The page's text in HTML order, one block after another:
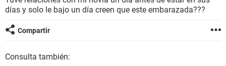
días y solo le bajo un día creen que este embarazada???
Compartir
Consulta también: